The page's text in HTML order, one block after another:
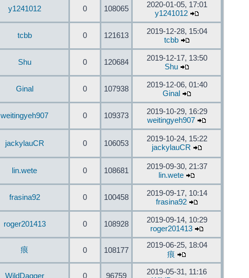
y1241012 0 108065
2020-01-05, 17:01
y1241012
tcbb 0 121613
2019-12-28, 15:04
tcbb
Shu 0 120684
2019-12-17, 13:50
Shu
Ginal 0 107938
2019-12-06, 01:40
Ginal
weitingyeh907 0 109373
2019-10-29, 16:29
weitingyeh907
jackylauCR 0 106053
2019-10-24, 15:22
jackylauCR
lin.wete 0 108681
2019-09-30, 21:37
lin.wete
frasina92 0 100458
2019-09-17, 10:14
frasina92
roger201413 0 108928
2019-09-14, 10:29
roger201413
痕 0 108177
2019-06-25, 18:04
痕
WildDagger 0 96759
2019-05-31, 11:16